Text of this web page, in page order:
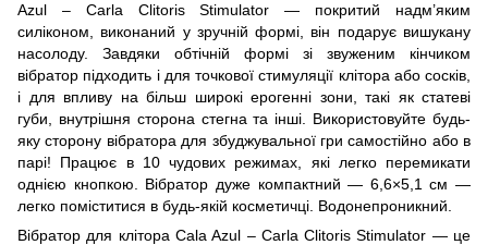
Azul – Carla Clitoris Stimulator — покритий надм’яким
силіконом, виконаний у зручній формі, він подарує вишукану
насолоду. Завдяки обтічній формі зі звуженим кінчиком
вібратор підходить і для точкової стимуляції клітора або сосків,
і для впливу на більш широкі ерогенні зони, такі як статеві
губи, внутрішня сторона стегна та інші. Використовуйте будь-
яку сторону вібратора для збуджувальної гри самостійно або в
парі! Працює в 10 чудових режимах, які легко перемикати
однією кнопкою. Вібратор дуже компактний — 6,6×5,1 см —
легко поміститися в будь-якій косметичці. Водонепроникний.
Вібратор для клітора Cala Azul – Carla Clitoris Stimulator — це